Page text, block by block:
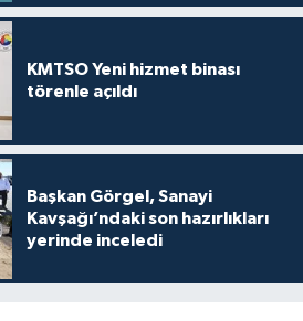
KMTSO Yeni hizmet binası
törenle açıldı
Başkan Görgel, Sanayi
Kavşağı’ndaki son hazırlıkları
yerinde inceledi